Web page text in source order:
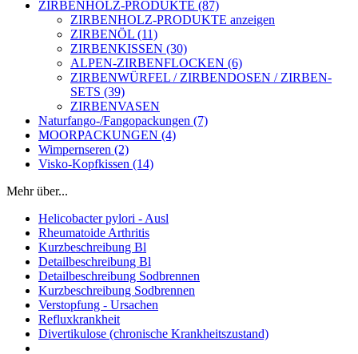
ZIRBENHOLZ-PRODUKTE (87)
ZIRBENHOLZ-PRODUKTE anzeigen
ZIRBENÖL (11)
ZIRBENKISSEN (30)
ALPEN-ZIRBENFLOCKEN (6)
ZIRBENWÜRFEL / ZIRBENDOSEN / ZIRBEN-
SETS (39)
ZIRBENVASEN
Naturfango-/Fangopackungen (7)
MOORPACKUNGEN (4)
Wimpernseren (2)
Visko-Kopfkissen (14)
Mehr über...
Helicobacter pylori - Ausl
Rheumatoide Arthritis
Kurzbeschreibung Bl
Detailbeschreibung Bl
Detailbeschreibung Sodbrennen
Kurzbeschreibung Sodbrennen
Verstopfung - Ursachen
Refluxkrankheit
Divertikulose (chronische Krankheitszustand)